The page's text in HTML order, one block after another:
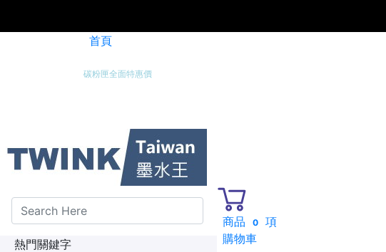
首頁
碳粉匣全面特惠價
新加入會員送紅利金100點
熱門關鍵字
商品 0
項
購物車